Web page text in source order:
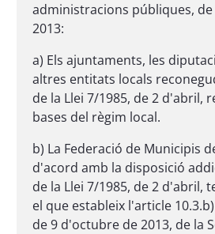
administracions públiques,
2013:
a) Els ajuntaments, les
altres entitats locals
de la Llei 7/1985, de 2 d'abril,
bases del règim local.
b) La Federació de Municipis
d'acord amb la disposició
de la Llei 7/1985, de 2 d'abril,
el que estableix l'article
de 9 d'octubre de 2013, de la